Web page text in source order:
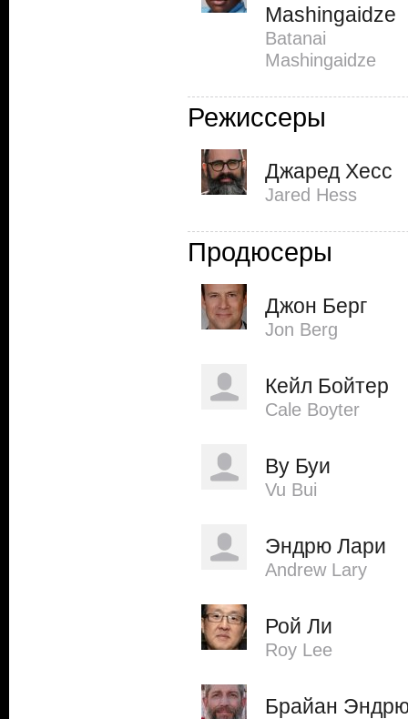
Mashingaidze
Batanai
Mashingaidze
Режиссеры
Джаред Хесс
Jared Hess
Продюсеры
Джон Берг
Jon Berg
Кейл Бойтер
Cale Boyter
Ву Буи
Vu Bui
Эндрю Лари
Andrew Lary
Рой Ли
Roy Lee
Брайан